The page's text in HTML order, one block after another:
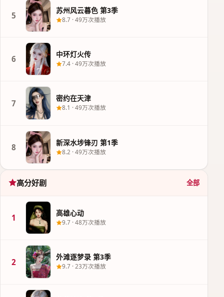
5 苏州风云暮色 第3季
8.7 ·49万次播放
6 中环灯火传
7.4 ·49万次播放
7 密约在天津
8.1 ·49万次播放
8 新深水埗锋刃 第1季
8.2 ·49万次播放
高分好剧 全部
1 高雄心动
9.7 ·48万次播放
2 外滩逐梦录 第3季
9.7 ·23万次播放